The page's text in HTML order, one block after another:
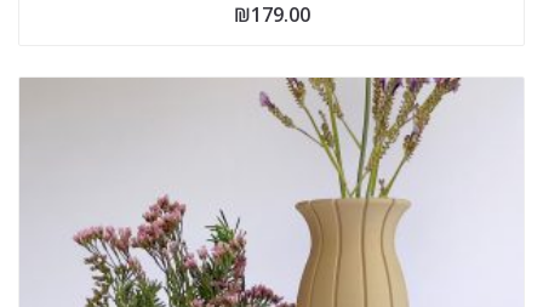
₪179.00